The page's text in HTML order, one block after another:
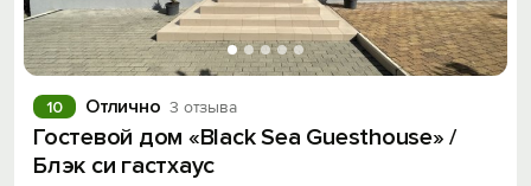
Отлично 3 отзыва
10
Гостевой дом «Black Sea Guesthouse» /
Блэк си гастхаус